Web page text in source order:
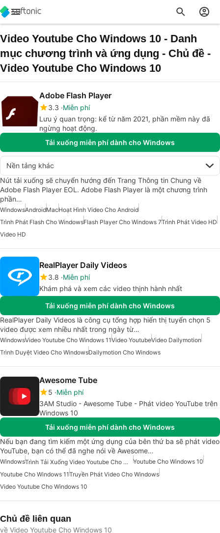
Video Youtube Cho Windows 10 - Danh
mục chương trình và ứng dụng - Chủ đề -
Video Youtube Cho Windows 10
Adobe Flash Player
3.3 Miễn phí
Lưu ý quan trọng: kể từ năm 2021, phần mềm này đã
ngừng hoạt động.
Tải xuống miễn phí dành cho Windows
Nền tảng khác
Nút tải xuống sẽ chuyển hướng đến Trang Thông tin Chung về
Adobe Flash Player EOL. Adobe Flash Player là một chương trình
phần…
WindowsAndroidMacHoạt Hình Video Cho Android
Trình Phát Flash Cho WindowsFlash Player Cho Windows 7Trình Phát Video HD
Video HD
RealPlayer Daily Videos
3.8 Miễn phí
Khám phá và xem các video thịnh hành nhất
Tải xuống miễn phí dành cho Windows
RealPlayer Daily Videos là công cụ tổng hợp hiển thị tuyển chọn 5
video được xem nhiều nhất trong ngày từ…
WindowsVideo Youtube Cho Windows 11Video YoutubeVideo Dailymotion
Trình Duyệt Video Cho WindowsDailymotion Cho Windows
Awesome Tube
5 Miễn phí
3AM Studio - Awesome Tube - Phát video YouTube trên
Windows 10
Tải xuống miễn phí dành cho Windows
Nếu bạn đang tìm kiếm một ứng dụng của bên thứ ba sẽ phát video
YouTube, bạn có thể đã nghe nói về Awesome…
Windows Trình Tải Xuống Video Youtube Cho Windows
Youtube Cho Windows 10
Youtube Cho Windows 11Truyền Phát Video Cho Windows
Video Youtube Cho Windows 10
Chủ đề liên quan
về Video Youtube Cho Windows 10